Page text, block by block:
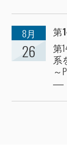
8月
26
第
第
系
～